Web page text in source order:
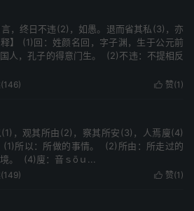
言，终日不违(2)，如愚。退而省其私(3)，亦
】 (1)回：姓颜名回，字子渊，生于公元前
人，孔子的得意门生。 (2)不违：不提相反
 赞(1 )
(1)，观其所由(2)，察其所安(3)，人焉廋(4)
(1)所以：所做的事情。 (2)所由：所走过的
。 (4)廋：音ｓōｕ...
 赞(1 )